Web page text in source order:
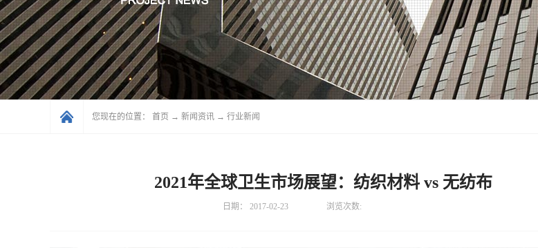
您现在的位置： 首页 → 新闻资讯 → 行业新闻
2021年全球卫生市场展望：纺织材料 vs 无纺布
日期： 2017-02-23 浏览次数: